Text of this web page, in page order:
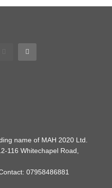
name of MAH 2020 Ltd.
116 Whitechapel Road,
07958486881